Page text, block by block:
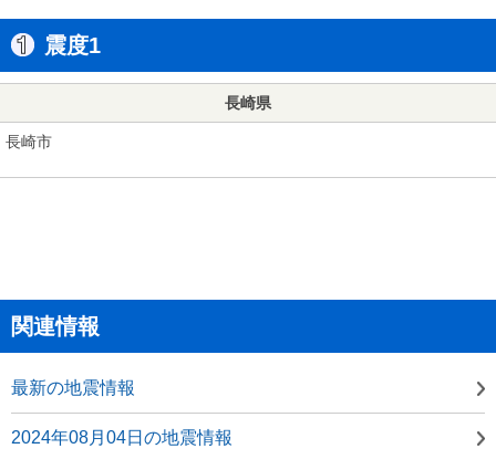
震度1
長崎県
長崎市
関連情報
最新の地震情報
2024年08月04日の地震情報